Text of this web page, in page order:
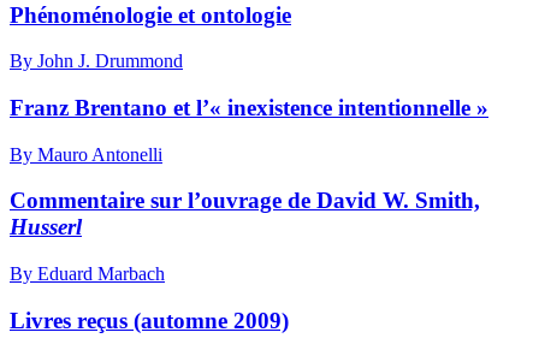
Phénoménologie et ontologie
By John J. Drummond
Franz Brentano et l’« inexistence intentionnelle »
By Mauro Antonelli
Commentaire sur l’ouvrage de David W. Smith,
Husserl
By Eduard Marbach
Livres reçus (automne 2009)